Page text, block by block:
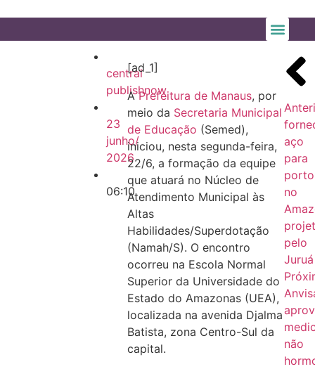
central
publishnow
23
junho/
2026
06:10
[ad_1]
APrefeitura de Manaus, por
meio da Secretaria Municipal
de Educação (Semed),
iniciou, nesta segunda-feira,
22/6, a formação da equipe
que atuará no Núcleo de
Atendimento Municipal às
Altas
Habilidades/Superdotação
(Namah/S). O encontro
ocorreu na Escola Normal
Superior da Universidade do
Estado do Amazonas (UEA),
localizada na avenida Djalma
Batista, zona Centro-Sul da
capital.
aço
para
porto
no
pelo
Juruá
não